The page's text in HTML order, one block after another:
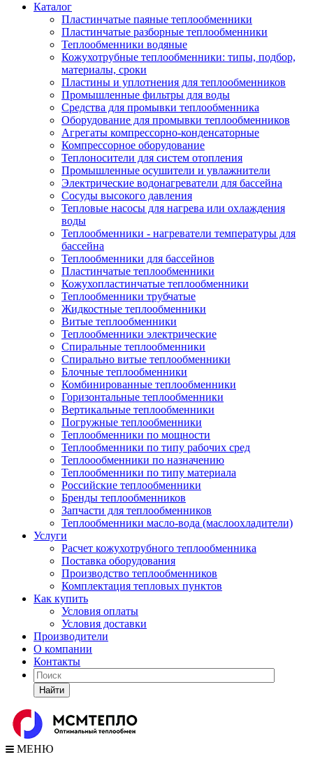
Каталог
Пластинчатые паяные теплообменники
Пластинчатые разборные теплообменники
Теплообменники водяные
Кожухотрубные теплообменники: типы, подбор,
материалы, сроки
Пластины и уплотнения для теплообменников
Промышленные фильтры для воды
Средства для промывки теплообменника
Оборудование для промывки теплообменников
Агрегаты компрессорно-конденсаторные
Компрессорное оборудование
Теплоносители для систем отопления
Промышленные осушители и увлажнители
Электрические водонагреватели для бассейна
Сосуды высокого давления
Тепловые насосы для нагрева или охлаждения
воды
Теплообменники - нагреватели температуры для
бассейна
Теплообменники для бассейнов
Пластинчатые теплообменники
Кожухопластинчатые теплообменники
Теплообменники трубчатые
Жидкостные теплообменники
Витые теплообменники
Теплообменники электрические
Спиральные теплообменники
Спирально витые теплообменники
Блочные теплообменники
Комбинированные теплообменники
Горизонтальные теплообменники
Вертикальные теплообменники
Погружные теплообменники
Теплообменники по мощности
Теплообменники по типу рабочих сред
Теплоообменники по назначению
Теплообменники по типу материала
Российские теплообменники
Бренды теплообменников
Запчасти для теплообменников
Теплообменники масло-вода (маслоохладители)
Услуги
Расчет кожухотрубного теплообменника
Поставка оборудования
Производство теплообменников
Комплектация тепловых пунктов
Как купить
Условия оплаты
Условия доставки
Производители
О компании
Контакты
Найти
МЕНЮ